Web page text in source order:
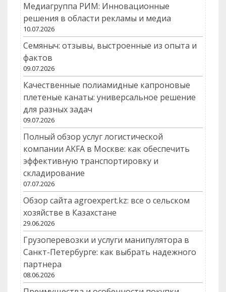
Медиагруппа РИМ: Инновационные
решения в области рекламы и медиа
10.07.2026
Семяныч: отзывы, выстроенные из опыта и
фактов
09.07.2026
Качественные полиамидные капроновые
плетеные канаты: универсальное решение
для разных задач
09.07.2026
Полный обзор услуг логистической
компании AKFA в Москве: как обеспечить
эффективную транспортировку и
складирование
07.07.2026
Обзор сайта agroexpert.kz: все о сельском
хозяйстве в Казахстане
29.06.2026
Грузоперевозки и услуги манипулятора в
Санкт-Петербурге: как выбрать надежного
партнера
08.06.2026